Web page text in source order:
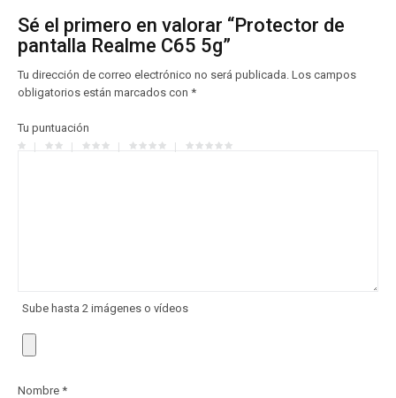
Sé el primero en valorar “Protector de
pantalla Realme C65 5g”
Tu dirección de correo electrónico no será publicada. Los campos
obligatorios están marcados con *
Tu puntuación
Sube hasta 2 imágenes o vídeos
Nombre *